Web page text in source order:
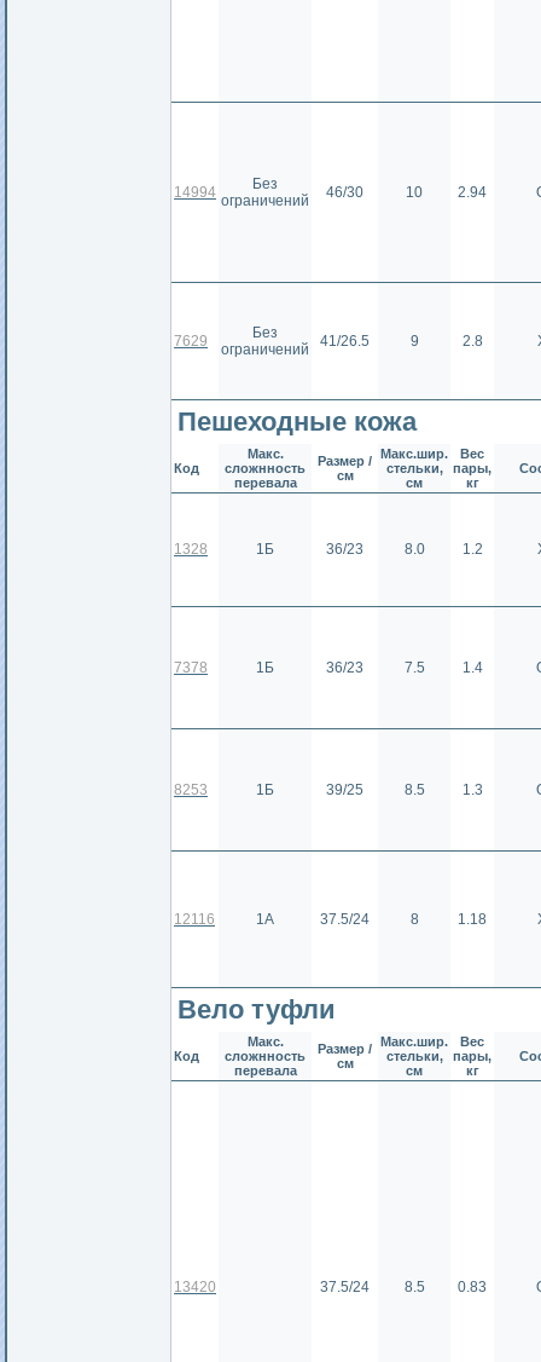
14994
Без
ограничений
46/30 10 2.94
7629
Без
ограничений
41/26.5 9 2.8
Пешеходные кожа
Код
Макс.
сложнность
перевала
Размер /
см
Макс.шир.
стельки,
см
Вес
пары,
кг
1328 1Б 36/23 8.0 1.2
7378 1Б 36/23 7.5 1.4
8253 1Б 39/25 8.5 1.3
12116 1А 37.5/24 8 1.18
Вело туфли
Код
Макс.
сложнность
перевала
Размер /
см
Макс.шир.
стельки,
см
Вес
пары,
кг
13420 37.5/24 8.5 0.83